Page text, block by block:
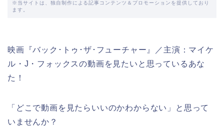
※当サイトは、独自制作による記事コンテンツ＆プロモーションを提供しており
ます。
映画『バック･トゥ･ザ･フューチャー』／主演：マイケ
ル・J・フォックスの動画を見たいと思っているあな
た！
「どこで動画を見たらいいのかわからない」と思って
いませんか？